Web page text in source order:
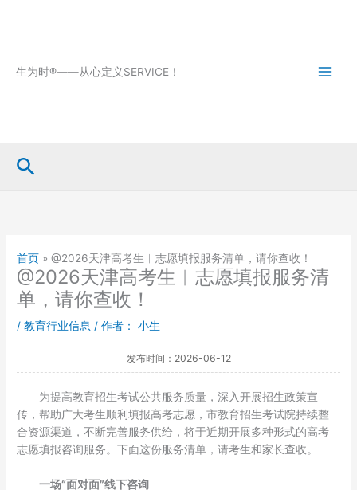
生为时®——从心定义SERVICE！
搜
首页 »@2026天津高考生︱志愿填报服务清单，请你查收！
@2026天津高考生︱志愿填报服务清
单，请你查收！
/教育行业信息 / 作者： 小生
发布时间：2026-06-12
为提高教育招生考试公共服务质量，深入开展招生政策宣
传，帮助广大考生顺利填报高考志愿，市教育招生考试院持续整
合资源渠道，不断完善服务供给，将于近期开展多种形式的高考
志愿填报咨询服务。下面这份服务清单，请考生和家长查收。
一场“面对面”线下咨询